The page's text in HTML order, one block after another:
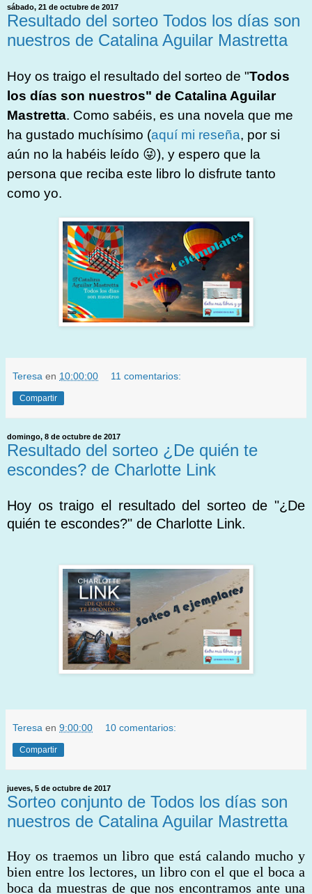
sábado, 21 de octubre de 2017
Resultado del sorteo Todos los días son
nuestros de Catalina Aguilar Mastretta
Hoy os traigo el resultado del sorteo de "Todos
los días son nuestros" de Catalina Aguilar
Mastretta. Como sabéis, es una novela que me
ha gustado muchísimo (aquí mi reseña, por si
aún no la habéis leído 😜), y espero que la
persona que reciba este libro lo disfrute tanto
como yo.
Teresa en 10:00:00 11 comentarios:
Compartir
domingo, 8 de octubre de 2017
Resultado del sorteo ¿De quién te
escondes? de Charlotte Link
Hoy os traigo el resultado del sorteo de "¿De
quién te escondes?" de Charlotte Link.
Teresa en 9:00:00 10 comentarios:
Compartir
jueves, 5 de octubre de 2017
Sorteo conjunto de Todos los días son
nuestros de Catalina Aguilar Mastretta
Hoy os traemos un libro que está calando mucho y
bien entre los lectores, un libro con el que el boca a
boca da muestras de que nos encontramos ante una